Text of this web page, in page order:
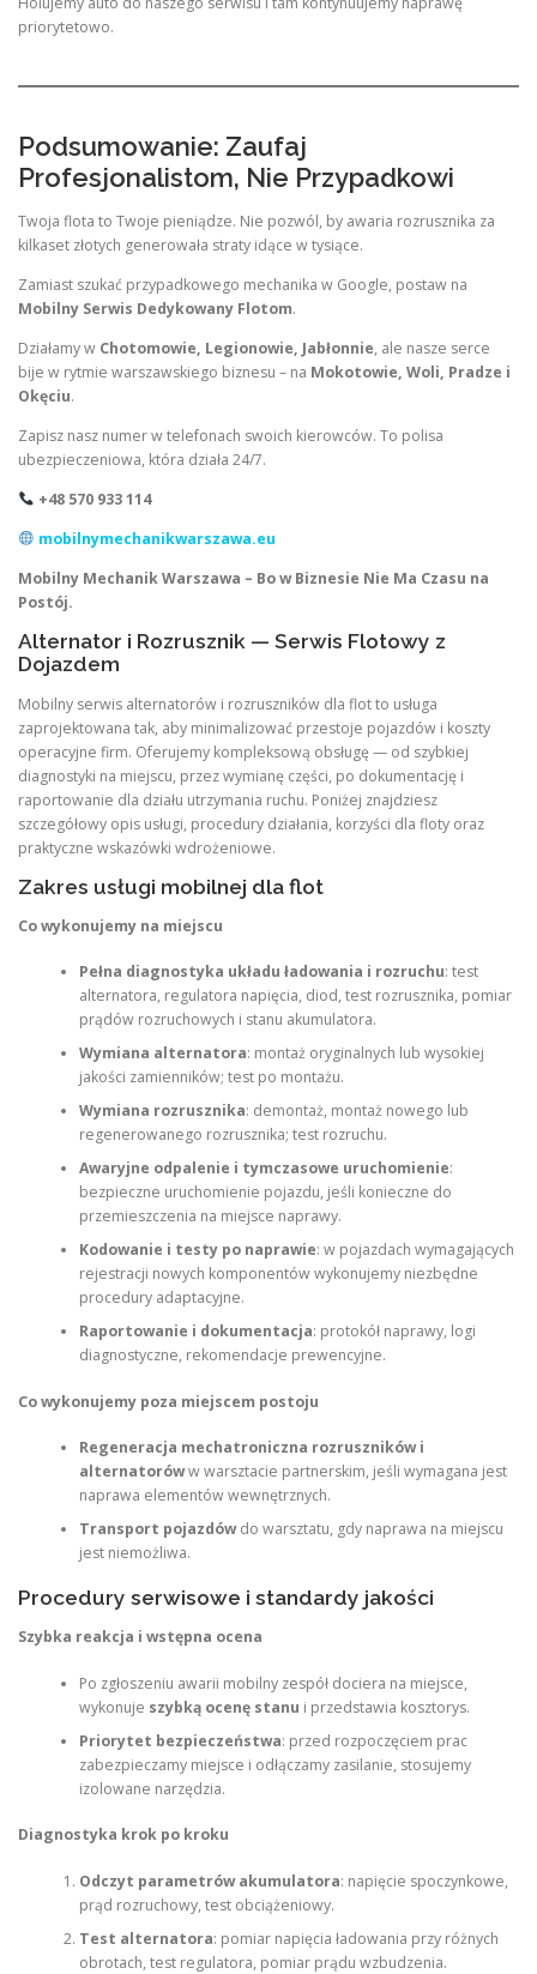
priorytetowo.
Podsumowanie: Zaufaj
Profesjonalistom, Nie Przypadkowi
Twoja flota to Twoje pieniądze. Nie pozwól, by awaria rozrusznika za
kilkaset złotych generowała straty idące w tysiące.
Zamiast szukać przypadkowego mechanika w Google, postaw na
Mobilny Serwis Dedykowany Flotom.
Działamy w Chotomowie, Legionowie, Jabłonnie, ale nasze serce
bije w rytmie warszawskiego biznesu – na Mokotowie, Woli, Pradze i
Okęciu.
Zapisz nasz numer w telefonach swoich kierowców. To polisa
ubezpieczeniowa, która działa 24/7.
+48 570 933 114
mobilnymechanikwarszawa.eu
Mobilny Mechanik Warszawa – Bo w Biznesie Nie Ma Czasu na
Postój.
Alternator i Rozrusznik — Serwis Flotowy z
Dojazdem
Mobilny serwis alternatorów i rozruszników dla flot to usługa
zaprojektowana tak, aby minimalizować przestoje pojazdów i koszty
operacyjne firm. Oferujemy kompleksową obsługę — od szybkiej
diagnostyki na miejscu, przez wymianę części, po dokumentację i
raportowanie dla działu utrzymania ruchu. Poniżej znajdziesz
szczegółowy opis usługi, procedury działania, korzyści dla floty oraz
praktyczne wskazówki wdrożeniowe.
Zakres usługi mobilnej dla flot
Co wykonujemy na miejscu
Pełna diagnostyka układu ładowania i rozruchu: test
alternatora, regulatora napięcia, diod, test rozrusznika, pomiar
prądów rozruchowych i stanu akumulatora.
Wymiana alternatora: montaż oryginalnych lub wysokiej
jakości zamienników; test po montażu.
Wymiana rozrusznika: demontaż, montaż nowego lub
regenerowanego rozrusznika; test rozruchu.
Awaryjne odpalenie i tymczasowe uruchomienie:
bezpieczne uruchomienie pojazdu, jeśli konieczne do
przemieszczenia na miejsce naprawy.
Kodowanie i testy po naprawie: w pojazdach wymagających
rejestracji nowych komponentów wykonujemy niezbędne
procedury adaptacyjne.
Raportowanie i dokumentacja: protokół naprawy, logi
diagnostyczne, rekomendacje prewencyjne.
Co wykonujemy poza miejscem postoju
Regeneracja mechatroniczna rozruszników i
alternatoróww warsztacie partnerskim, jeśli wymagana jest
naprawa elementów wewnętrznych.
Transport pojazdówdo warsztatu, gdy naprawa na miejscu
jest niemożliwa.
Procedury serwisowe i standardy jakości
Szybka reakcja i wstępna ocena
Po zgłoszeniu awarii mobilny zespół dociera na miejsce,
wykonuje szybką ocenę stanu i przedstawia kosztorys.
Priorytet bezpieczeństwa: przed rozpoczęciem prac
zabezpieczamy miejsce i odłączamy zasilanie, stosujemy
izolowane narzędzia.
Diagnostyka krok po kroku
Odczyt parametrów akumulatora: napięcie spoczynkowe,
prąd rozruchowy, test obciążeniowy.
Test alternatora: pomiar napięcia ładowania przy różnych
obrotach, test regulatora, pomiar prądu wzbudzenia.